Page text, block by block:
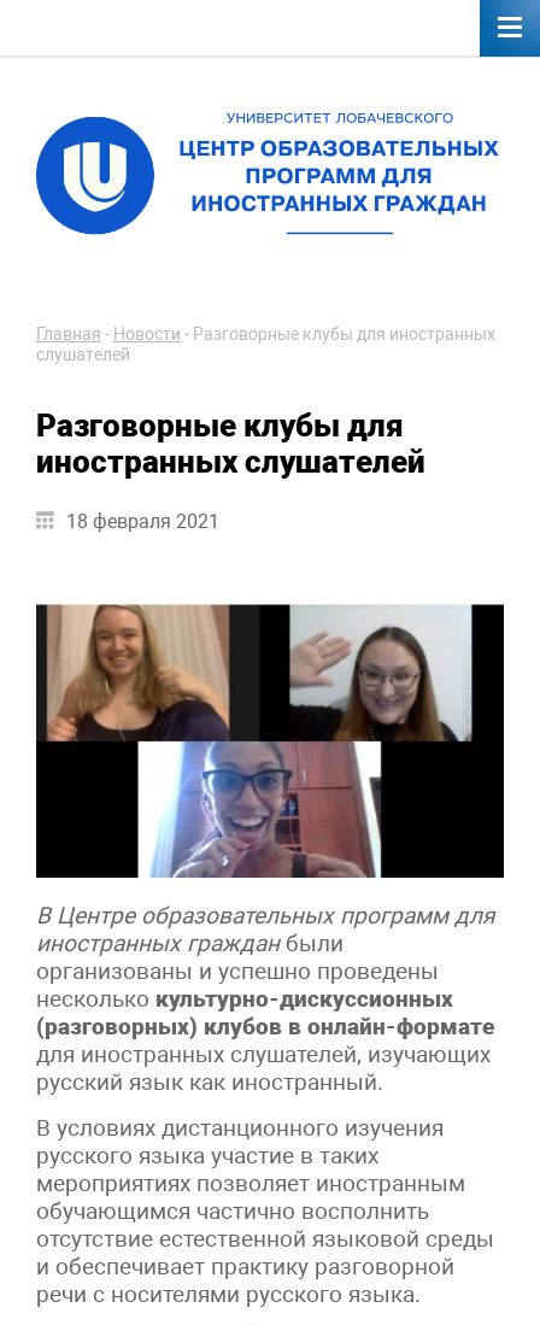
Главная - Новости - Разговорные клубы для иностранных
слушателей
Разговорные клубы для
иностранных слушателей
18 февраля 2021
В Центре образовательных программ для
иностранных гражданбыли
организованы и успешно проведены
несколько культурно-дискуссионных
(разговорных) клубов в онлайн-формате
для иностранных слушателей, изучающих
русский язык как иностранный.
В условиях дистанционного изучения
русского языка участие в таких
мероприятиях позволяет иностранным
обучающимся частично восполнить
отсутствие естественной языковой среды
и обеспечивает практику разговорной
речи с носителями русского языка.